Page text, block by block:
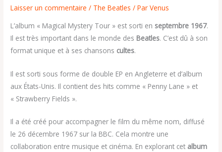
Laisser un commentaire / The Beatles / ParVenus
L’album « Magical Mystery Tour » est sorti en septembre 1967.
Il est très important dans le monde des Beatles. C’est dû à son
format unique et à ses chansons cultes.
Il est sorti sous forme de double EP en Angleterre et d’album
aux États-Unis. Il contient des hits comme « Penny Lane » et
« Strawberry Fields ».
Il a été créé pour accompagner le film du même nom, diffusé
le 26 décembre 1967 sur la BBC. Cela montre une
collaboration entre musique et cinéma. En explorant cet album